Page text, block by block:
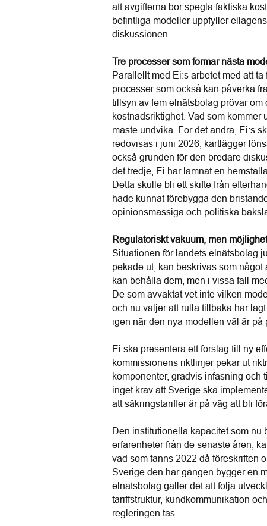
att avgifterna bör spegla faktiska
befintliga modeller uppfyller
diskussionen.
Tre processer som formar nästa
Parallellt med Ei:s arbetet med att
processer som också kan påverka
tillsyn av fem elnätsbolag prövar
kostnadsriktighet. Vad som
måste undvika. För det andra, Ei:s
redovisas i juni 2026, kartlägger
också grunden för den bredare
det tredje, Ei har lämnat en
Detta skulle bli ett skifte från
hade kunnat förebygga den
opinionsmässiga och politiska
Regulatoriskt vakuum, men
Situationen för landets elnätsbolag
pekade ut, kan beskrivas som
kan behålla dem, men i vissa fall
De som avvaktat vet inte vilken
och nu väljer att rulla tillbaka har
igen när den nya modellen väl är på
Ei ska presentera ett förslag till ny
kommissionens riktlinjer pekar ut
komponenter, gradvis infasning
inget krav att Sverige ska
att säkringstariffer är på väg att bli
Den institutionella kapacitet som nu
erfarenheter från de senaste åren,
vad som fanns 2022 då föreskriften
Sverige den här gången bygger en
elnätsbolag gäller det att följa
tariffstruktur, kundkommunikation
regleringen tas.